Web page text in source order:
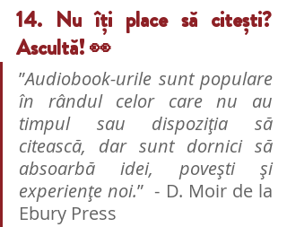
14. Nu îți place să citești?
Ascultă! 👀
”Audiobook-urile sunt populare
în rândul celor care nu au
timpul sau dispoziția să
citească, dar sunt dornici să
absoarbă idei, povești și
experiențe noi.”  - D. Moir de la
Ebury Press